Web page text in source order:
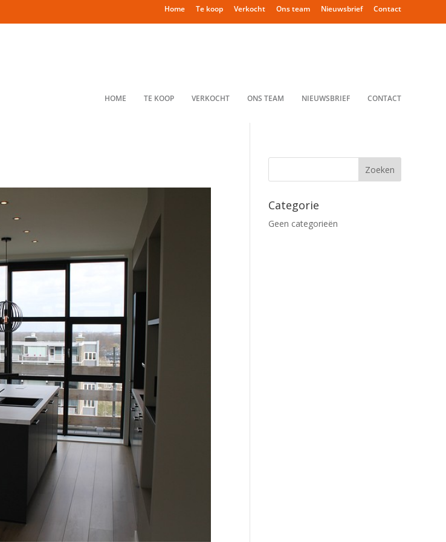
Home Te koop Verkocht Ons team Nieuwsbrief Contact
HOME TE KOOP VERKOCHT ONS TEAM NIEUWSBRIEF CONTACT
Categorie
Geen categorieën